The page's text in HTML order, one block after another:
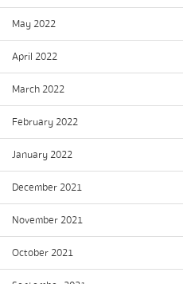
May 2022
April 2022
March 2022
February 2022
January 2022
December 2021
November 2021
October 2021